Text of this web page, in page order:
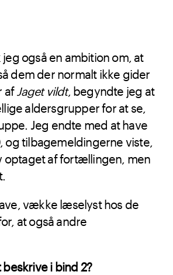
også en ambition om, at
dem der normalt ikke gider
af Jaget vildt, begyndte jeg at
aldersgrupper for at se,
Jeg endte med at have
tilbagemeldingerne viste,
optaget af fortællingen, men
vække læselyst hos de
at også andre
i bind 2?